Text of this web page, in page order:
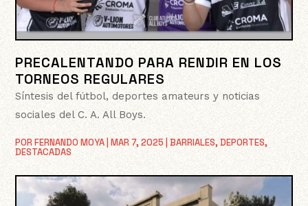
PRECALENTANDO PARA RENDIR EN LOS
TORNEOS REGULARES
PORFERNANDO MOYA |MAR 7, 2025 |BARRIALES,DEPORTES,
DESTACADAS
Síntesis del fútbol, deportes amateurs y noticias
sociales del C. A. All Boys.